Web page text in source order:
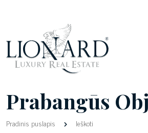
Prabangūs
Pradinis puslapis Ieškoti